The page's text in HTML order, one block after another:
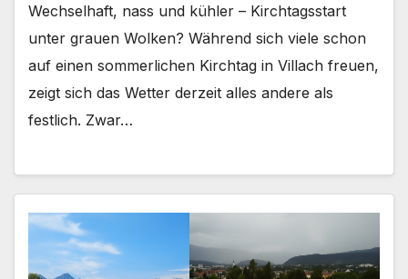
Wechselhaft, nass und kühler – Kirchtagsstart
unter grauen Wolken? Während sich viele schon
auf einen sommerlichen Kirchtag in Villach freuen,
zeigt sich das Wetter derzeit alles andere als
festlich. Zwar…